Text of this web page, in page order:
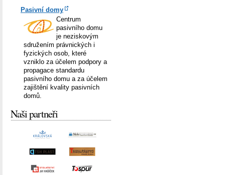
Pasivní domy
Centrum
pasivního domu
je neziskovým
sdružením právnických i
fyzických osob, které
vzniklo za účelem podpory a
propagace standardu
pasivního domu a za účelem
zajištění kvality pasivních
domů.
Naši partneři